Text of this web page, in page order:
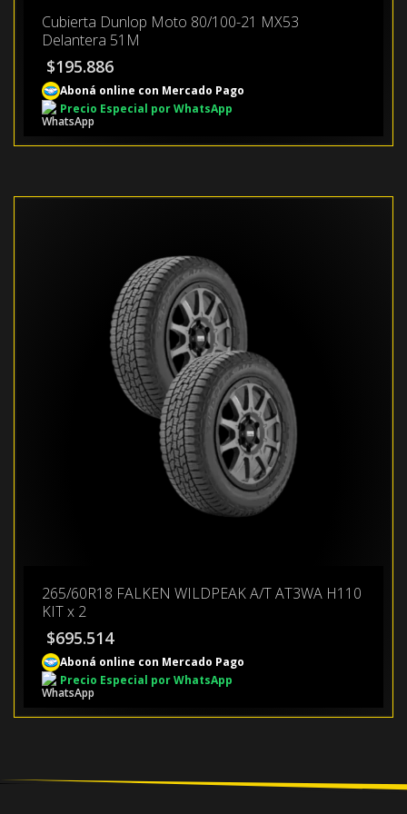
Cubierta Dunlop Moto 80/100-21 MX53
Delantera 51M
$195.886
Aboná online con Mercado Pago
Precio Especial por WhatsApp
265/60R18 FALKEN WILDPEAK A/T AT3WA H110
KIT x 2
$695.514
Aboná online con Mercado Pago
Precio Especial por WhatsApp